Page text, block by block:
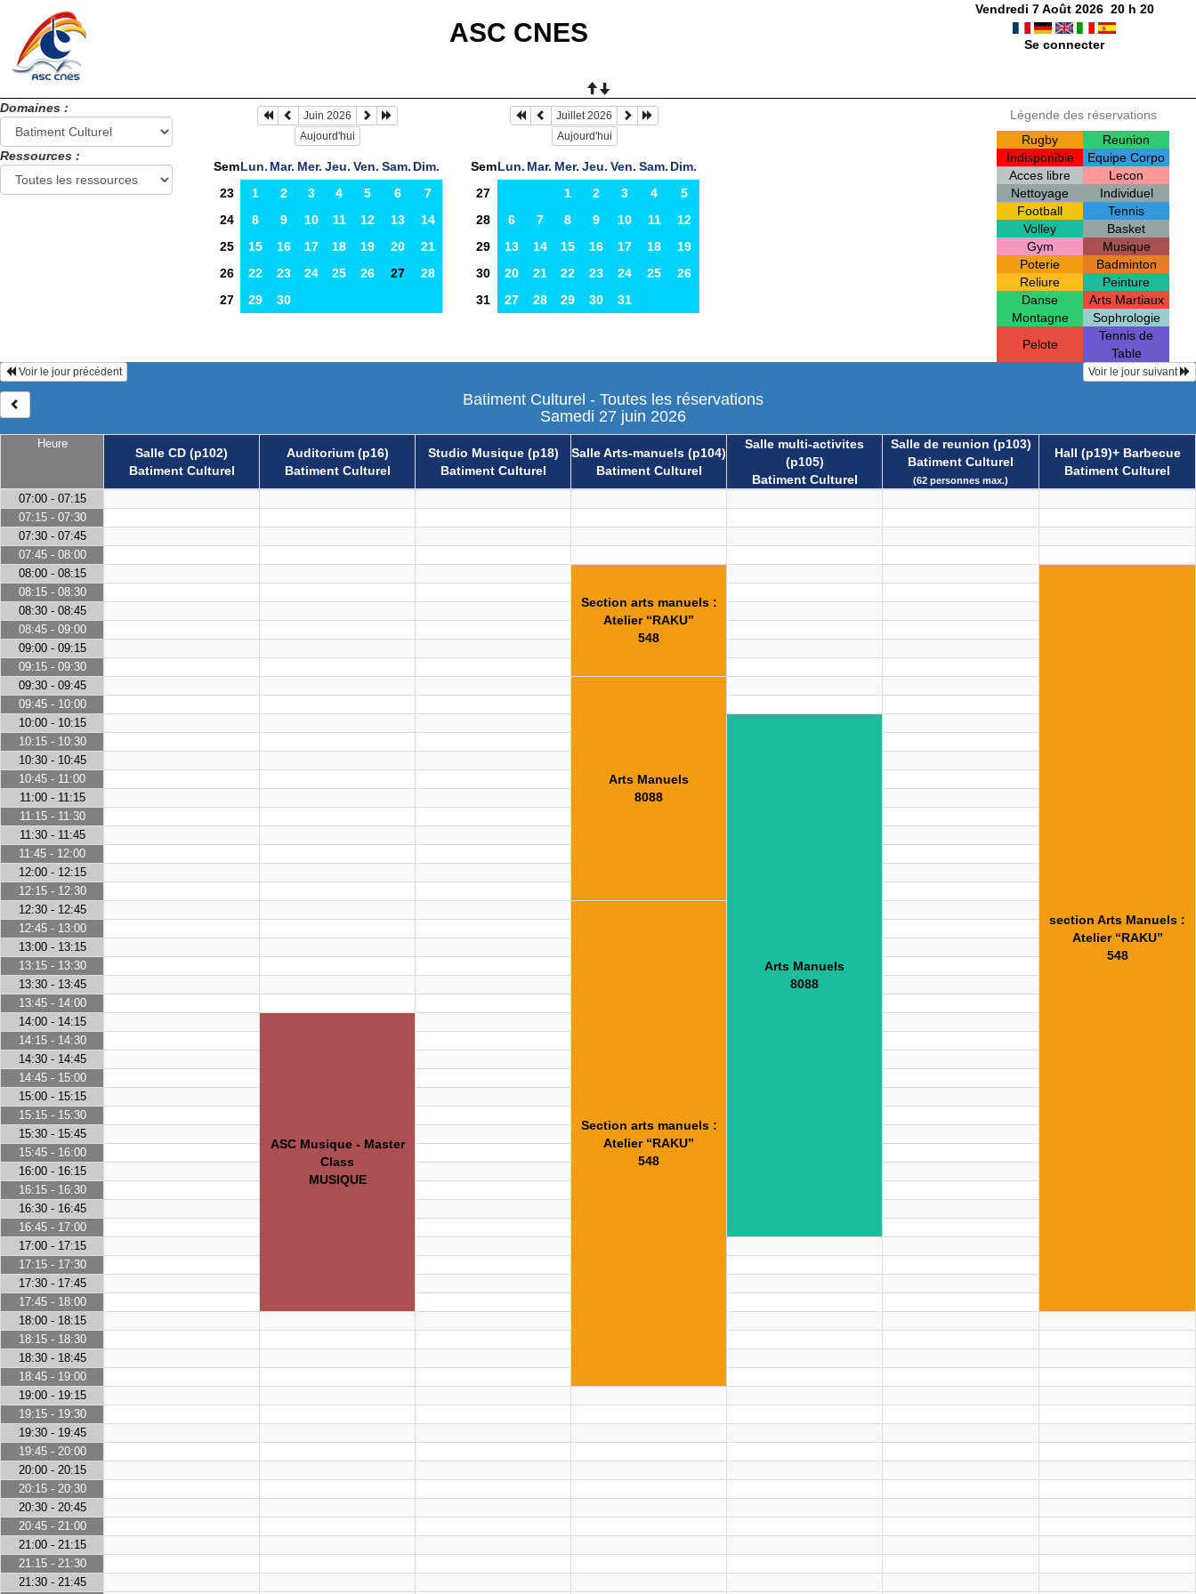
ASC CNES
Vendredi 7 Août 2026 20h 20
Se connecter
Domaines :
Ressources :
Juin 2026
Aujourd'hui
SemLun. Mar. Mer. Jeu. Ven. Sam. Dim.
23
1 2 3 4 5 6
7
24
8 9 10 11 12 13
14
25
15 16 17 18 19 20
21
26
22 23 24 25 26 27
28
27
29 30
Juillet 2026
Aujourd'hui
SemLun. Mar. Mer. Jeu. Ven. Sam. Dim.
27
1 2 3 4
5
28
6 7 8 9 10 11
12
29
13 14 15 16 17 18
19
30
20 21 22 23 24 25
26
31
27 28 29 30 31
Légende des réservations
Rugby
Reunion
Indisponible
Equipe Corpo
Acces libre
Lecon
Nettoyage
Individuel
Football
Tennis
Volley
Basket
Gym
Musique
Poterie
Badminton
Reliure
Peinture
Danse
Arts Martiaux
Montagne
Sophrologie
Pelote
Tennis de
Table
Heure
Salle CD (p102)
Batiment Culturel
Auditorium (p16)
Batiment Culturel
Studio Musique (p18)
Batiment Culturel
Salle Arts-manuels (p104)
Batiment Culturel
Salle multi-activites
(p105)
Batiment Culturel
Salle de reunion (p103)
Batiment Culturel
(62 personnes max.)
Hall (p19)+ Barbecue
Batiment Culturel
Voir le jour précédent Voir le jour suivant
Batiment Culturel - Toutes les réservations
Samedi 27 juin 2026
07:00 - 07:15
07:15 - 07:30
07:30 - 07:45
07:45 - 08:00
08:00 - 08:15
Section arts manuels :
Atelier “RAKU”
548
section Arts Manuels :
Atelier “RAKU”
548
08:15 - 08:30
08:30 - 08:45
08:45 - 09:00
09:00 - 09:15
09:15 - 09:30
09:30 - 09:45
Arts Manuels
8088
09:45 - 10:00
10:00 - 10:15
Arts Manuels
8088
10:15 - 10:30
10:30 - 10:45
10:45 - 11:00
11:00 - 11:15
11:15 - 11:30
11:30 - 11:45
11:45 - 12:00
12:00 - 12:15
12:15 - 12:30
12:30 - 12:45
Section arts manuels :
Atelier “RAKU”
548
12:45 - 13:00
13:00 - 13:15
13:15 - 13:30
13:30 - 13:45
13:45 - 14:00
14:00 - 14:15
ASC Musique - Master
Class
MUSIQUE
14:15 - 14:30
14:30 - 14:45
14:45 - 15:00
15:00 - 15:15
15:15 - 15:30
15:30 - 15:45
15:45 - 16:00
16:00 - 16:15
16:15 - 16:30
16:30 - 16:45
16:45 - 17:00
17:00 - 17:15
17:15 - 17:30
17:30 - 17:45
17:45 - 18:00
18:00 - 18:15
18:15 - 18:30
18:30 - 18:45
18:45 - 19:00
19:00 - 19:15
19:15 - 19:30
19:30 - 19:45
19:45 - 20:00
20:00 - 20:15
20:15 - 20:30
20:30 - 20:45
20:45 - 21:00
21:00 - 21:15
21:15 - 21:30
21:30 - 21:45